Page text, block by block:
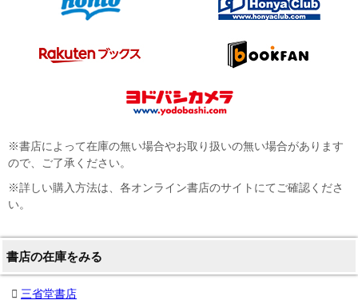
※書店によって在庫の無い場合やお取り扱いの無い場合があります
ので、ご了承ください。
※詳しい購入方法は、各オンライン書店のサイトにてご確認くださ
い。
書店の在庫をみる
三省堂書店